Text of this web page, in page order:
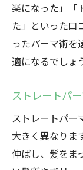
楽になった」「
た」といった口
ったパーマ術を
適になるでしょ
ストレートパ
ストレートパー
大きく異なりま
伸ばし、髪をま